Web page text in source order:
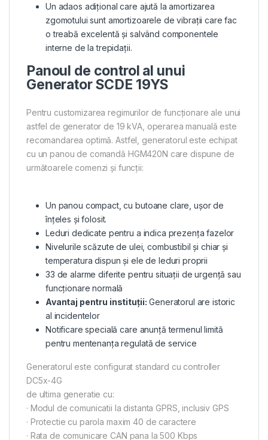
Un adaos adițional care ajută la amortizarea
zgomotului sunt amortizoarele de vibrații care fac
o treabă excelentă și salvând componentele
interne de la trepidații.
Panoul de control al unui
Generator SCDE 19YS
Pentru customizarea regimurilor de funcționare ale unui
astfel de generator de 19 kVA, operarea manuală este
recomandarea optimă. Astfel, generatorul este echipat
cu un panou de comandă HGM420N care dispune de
următoarele comenzi și funcții:
Un panou compact, cu butoane clare, ușor de
înțeles și folosit.
Leduri dedicate pentru a indica prezența fazelor
Nivelurile scăzute de ulei, combustibil și chiar și
temperatura dispun și ele de leduri proprii
33 de alarme diferite pentru situații de urgență sau
funcționare normală
Avantaj pentru instituții: Generatorul are istoric
al incidentelor
Notificare specială care anunță termenul limită
pentru mentenanța regulată de service
Generatorul este configurat standard cu controller
DC5x-4G
de ultima generatie cu:
· Modul de comunicatii la distanta GPRS, inclusiv GPS
· Protectie cu parola maxim 40 de caractere
· Rata de comunicare CAN pana la 500 Kbps